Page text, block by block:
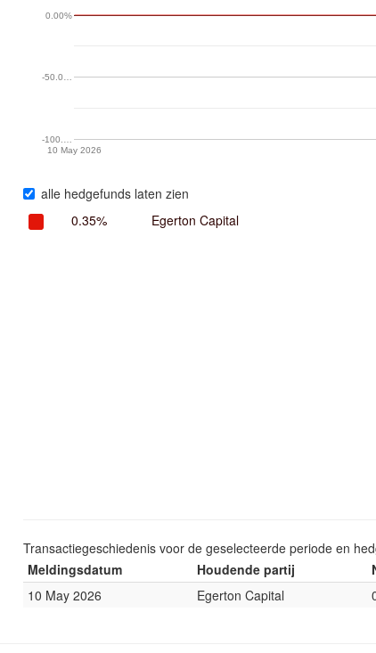
10 May 2026
-100.…
-50.0…
0.00%
alle hedgefunds laten zien
0.35%
Egerton Capital
Transactiegeschiedenis voor de geselecteerde periode en
Meldingsdatum
Houdende partij
10 May 2026
Egerton Capital